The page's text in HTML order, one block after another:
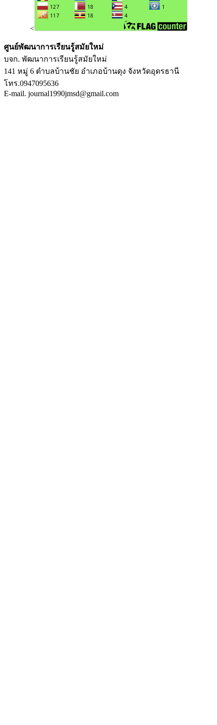
<
ศูนย์พัฒนาการเรียนรู้สมัยใหม่
บจก. พัฒนาการเรียนรู้สมัยใหม่
141 หมู่ 6 ตำบลบ้านชัย อำเภอบ้านดุง จังหวัดอุดรธานี
โทร.0947095636
E-mail. journal1990jmsd@gmail.com